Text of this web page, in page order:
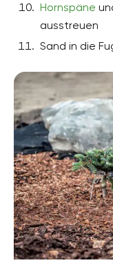
Hornspäne
ausstreuen
Sand in die